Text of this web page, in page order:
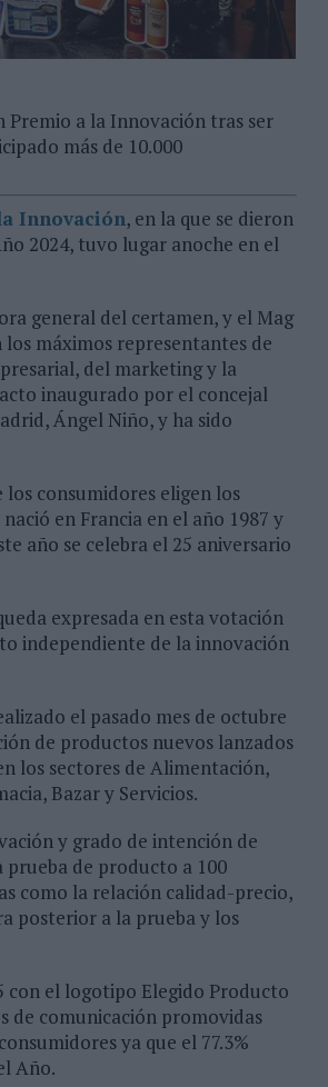
IBERIA
Premio a la Innovación tras ser
más de 10.000
Innovación, en la que se dieron
2024, tuvo lugar anoche en el
general del certamen, y el Mag
máximos representantes de
del marketing y la
inaugurado por el concejal
Ángel Niño, y ha sido
consumidores eligen los
en Francia en el año 1987 y
año se celebra el 25 aniversario
expresada en esta votación
independiente de la innovación
el pasado mes de octubre
de productos nuevos lanzados
los sectores de Alimentación,
Bazar y Servicios.
y grado de intención de
prueba de producto a 100
como la relación calidad-precio,
posterior a la prueba y los
con el logotipo Elegido Producto
de comunicación promovidas
ya que el 77.3%
Año.